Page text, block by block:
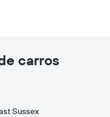
carros
Sussex